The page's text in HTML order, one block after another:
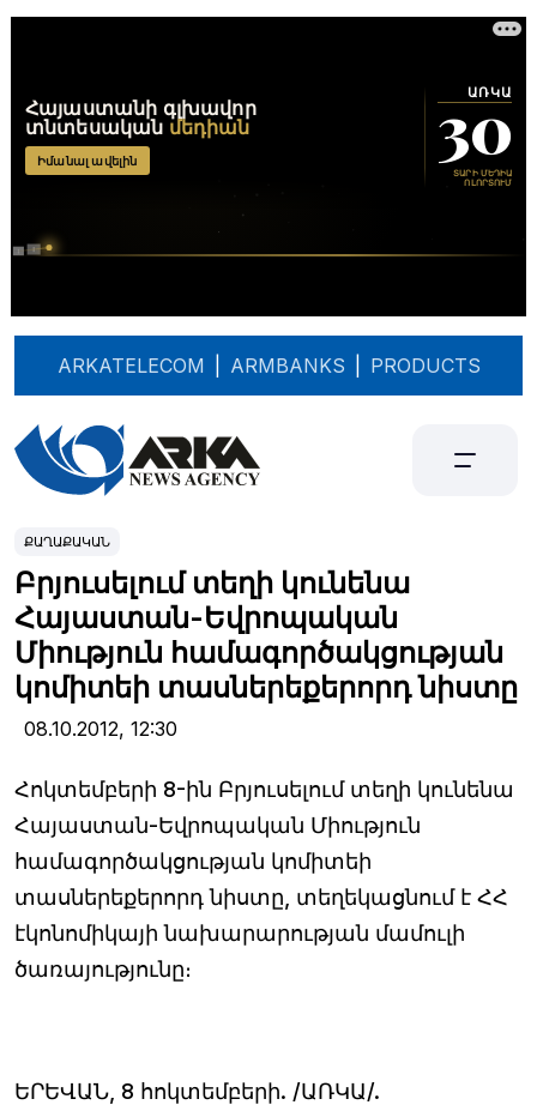
ARKATELECOM ARMBANKS PRODUCTS
ՔԱՂԱՔԱԿԱՆ
Բրյուսելում տեղի կունենա
Հայաստան-Եվրոպական
Միություն համագործակցության
կոմիտեի տասներեքերորդ նիստը
08.10.2012, 12:30
Հոկտեմբերի 8-ին Բրյուսելում տեղի կունենա
Հայաստան-Եվրոպական Միություն
համագործակցության կոմիտեի
տասներեքերորդ նիստը, տեղեկացնում է ՀՀ
էկոնոմիկայի նախարարության մամուլի
ծառայությունը։
ԵՐԵՎԱՆ, 8 հոկտեմբերի. /ԱՌԿԱ/.